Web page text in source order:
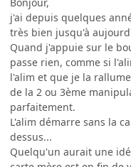
j'ai depuis quelques
très bien jusqu'à
Quand j'appuie sur le
passe rien, comme si
l'alim et que je la
de la 2 ou 3ème
parfaitement.
L'alim démarre sans la
dessus...
Quelqu'un aurait une